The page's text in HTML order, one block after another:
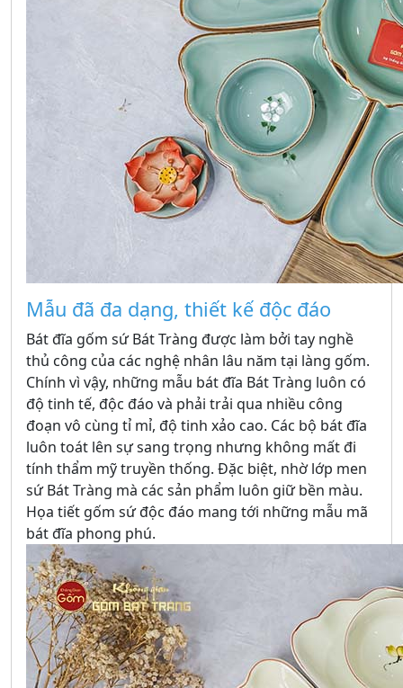
Mẫu đã đa dạng, thiết kế độc đáo
Bát đĩa gốm sứ Bát Tràng được làm bởi tay nghề
thủ công của các nghệ nhân lâu năm tại làng gốm.
Chính vì vậy, những mẫu bát đĩa Bát Tràng luôn có
độ tinh tế, độc đáo và phải trải qua nhiều công
đoạn vô cùng tỉ mỉ, độ tinh xảo cao. Các bộ bát đĩa
luôn toát lên sự sang trọng nhưng không mất đi
tính thẩm mỹ truyền thống. Đặc biệt, nhờ lớp men
sứ Bát Tràng mà các sản phẩm luôn giữ bền màu.
Họa tiết gốm sứ độc đáo mang tới những mẫu mã
bát đĩa phong phú.